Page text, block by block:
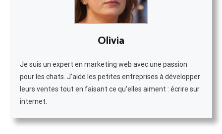
Olivia
Je suis un expert en marketing web avec une passion
pour les chats. J'aide les petites entreprises à développer
leurs ventes tout en faisant ce qu'elles aiment : écrire sur
internet.